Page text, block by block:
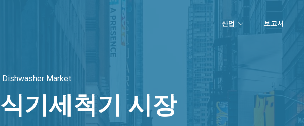
산업 보고서
Dishwasher Market
기세척기 시장